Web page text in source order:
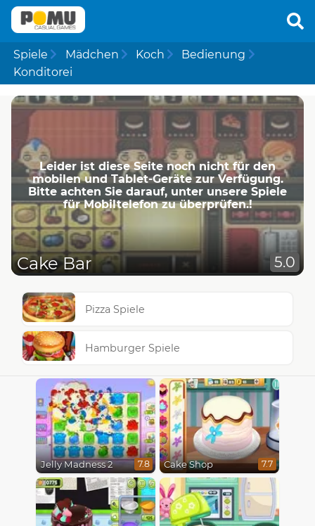
Spiele Mädchen Koch
Bedienung
Konditorei
Leider ist diese Seite noch nicht für den
mobilen und Tablet-Geräte zur Verfügung.
Bitte achten Sie darauf, unter unsere Spiele
für Mobiltelefon zu überprüfen.!
Cake Bar 5.0
Pizza Spiele
Hamburger Spiele
Jelly Madness 2 7.8 Cake Shop 7.7